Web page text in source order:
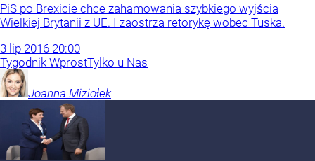
PiS po Brexicie chce zahamowania szybkiego wyjścia
Wielkiej Brytanii z UE. I zaostrza retorykę wobec Tuska.
3 lip 2016 20:00
Tygodnik WprostTylko u Nas
Joanna Miziołek